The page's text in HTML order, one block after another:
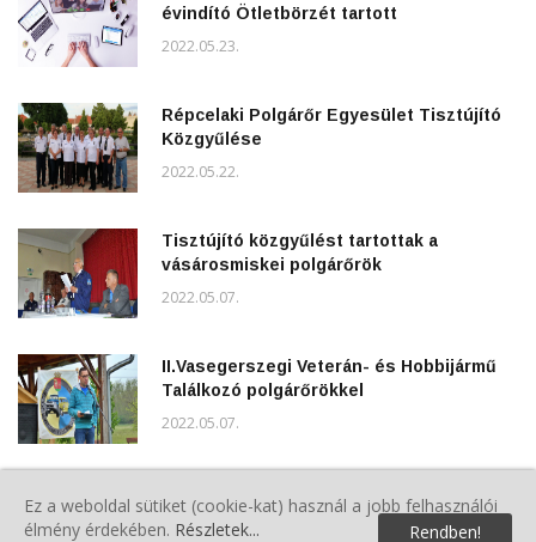
évindító Ötletbörzét tartott
2022.05.23.
Répcelaki Polgárőr Egyesület Tisztújító
Közgyűlése
2022.05.22.
Tisztújító közgyűlést tartottak a
vásárosmiskei polgárőrök
2022.05.07.
II.Vasegerszegi Veterán- és Hobbijármű
Találkozó polgárőrökkel
2022.05.07.
2022.05.02.
Ez a weboldal sütiket (cookie-kat) használ a jobb felhasználói
élmény érdekében. Részletek... Rendben!